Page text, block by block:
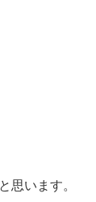
思います。